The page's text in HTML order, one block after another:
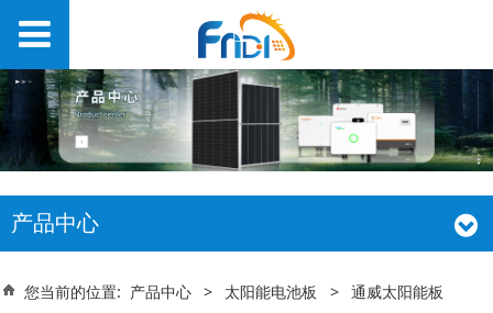
产品中心
您当前的位置: 产品中心 > 太阳能电池板 > 通威太阳能板